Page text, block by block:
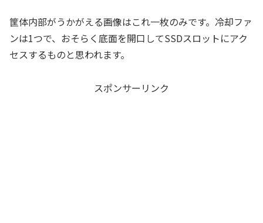
筐体内部がうかがえる画像はこれ一枚のみです。冷却ファ
ンは1つで、おそらく底面を開口してSSDスロットにアク
セスするものと思われます。
スポンサーリンク